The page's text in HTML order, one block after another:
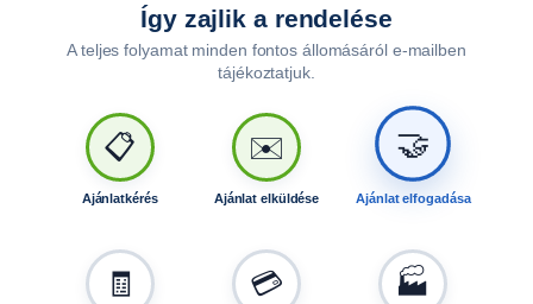
Így zajlik a rendelése
A teljes folyamat minden fontos állomásáról e-mailben
tájékoztatjuk.
📋
Ajánlatkérés
✉️
Ajánlat elküldése
🤝
Ajánlat elfogadása
🧾 💳 🏭